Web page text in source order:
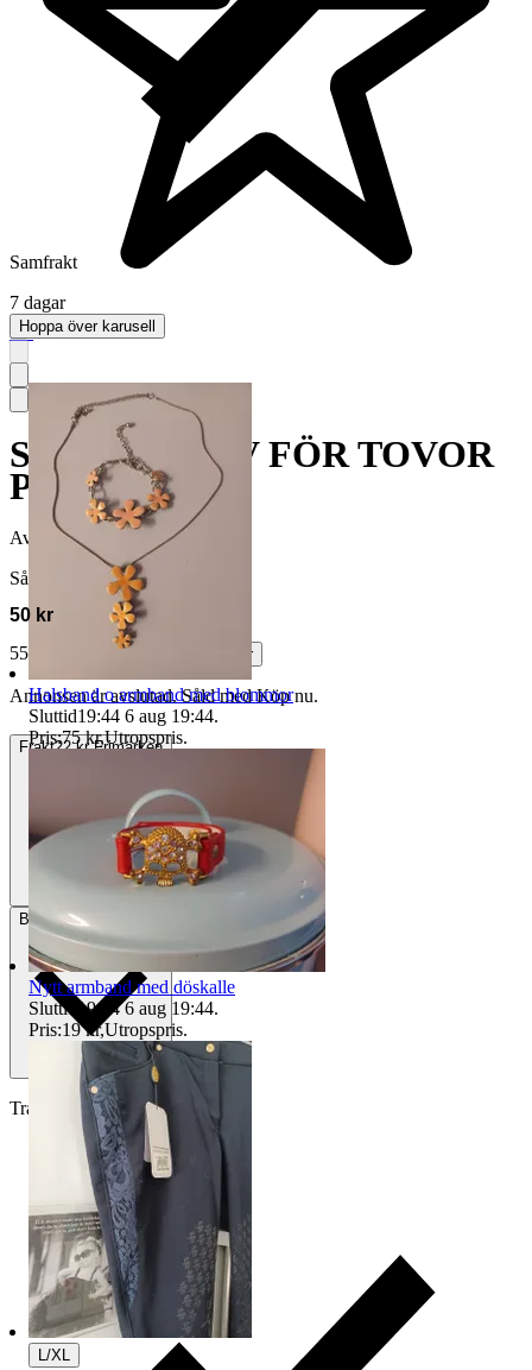
5.0
SMIDIG KNIV FÖR TOVOR
PÅ DJUR NY
Avslutad 31 jul 17:52
Såld för
50 kr
55 kr med köparskydd.
Läs mer
Annonsen är avslutad. Såld med Köp nu.
Frakt22 kr Frimärken
BetalningVia Tradera
Traderas köparskydd
Samfrakt
7 dagar
Hoppa över karusell
Halsband o armband med blommor
Sluttid19:44 6 aug 19:44.
Pris:75 kr,Utropspris.
Nytt armband med döskalle
Sluttid 19:44 6 aug 19:44.
Pris:19 kr,Utropspris.
L/XL